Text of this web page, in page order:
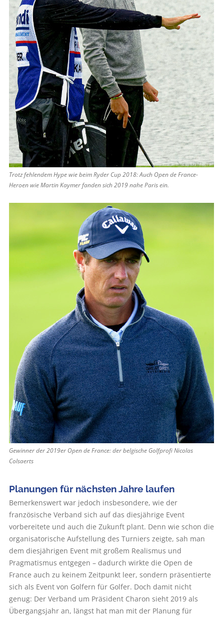
Trotz fehlendem Hype wie beim Ryder Cup 2018: Auch Open de ­France-
Heroen wie Martin Kaymer fanden sich 2019 nahe Paris ein.
Gewinner der 2019er Open de France: der belgische Golfprofi Nicolas
Colsaerts
Planungen für nächsten Jahre laufen
Bemerkenswert war jedoch insbesondere, wie der
französische Verband sich auf das diesjährige Event
vorbereitete und auch die Zukunft plant. Denn wie schon die
organisatorische Aufstellung des Turniers zeigte, sah man
dem diesjährigen Event mit großem Realismus und
Pragmatismus entgegen – dadurch wirkte die Open de
France auch zu keinem Zeitpunkt leer, sondern präsentierte
sich als Event von Golfern für Golfer. Doch damit nicht
genug: Der Verband um Präsident Charon sieht 2019 als
Übergangsjahr an, längst hat man mit der Planung für